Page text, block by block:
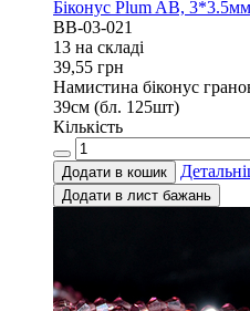
Біконус Plum AB,
BB-03-021
13 на складi
39,55 грн
Намистина біконус
39см (бл. 125шт)
Кількість
Додати в кошик
Додати в лист бажань